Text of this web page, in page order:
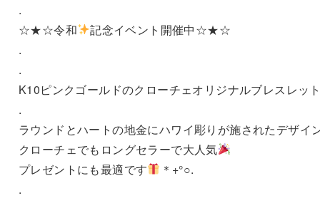
.
☆★☆令和
記念イベント開催中☆★☆
.
.
K10ピンクゴールドのクローチェオリジナルブレスレッ
.
ラウンドとハートの地金にハワイ彫りが施されたデザイ
クローチェでもロングセラーで大人気
プレゼントにも最適です
＊+°○.
.